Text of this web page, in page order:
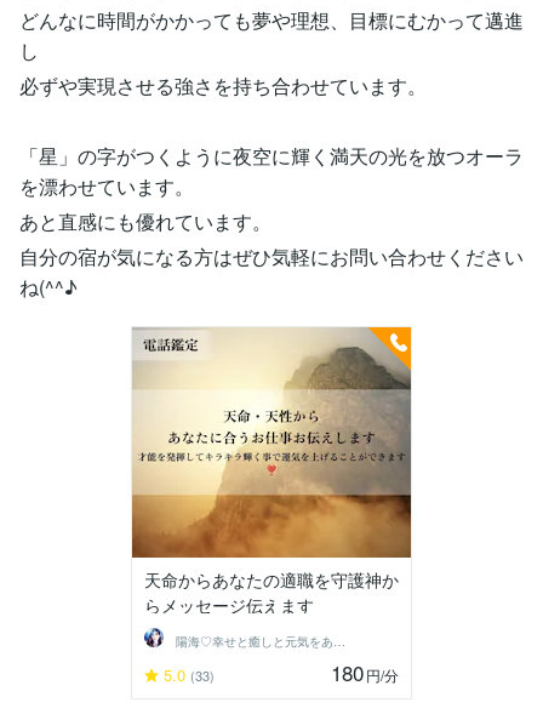
どんなに時間がかかっても夢や理想、目標にむかって邁進
し
必ずや実現させる強さを持ち合わせています。
「星」の字がつくように夜空に輝く満天の光を放つオーラ
を漂わせています。
あと直感にも優れています。
自分の宿が気になる方はぜひ気軽にお問い合わせください
ね(^^♪
天命からあなたの適職を守護神か
らメッセージ伝えます
陽海♡幸せと癒しと元気をあなたに
5.0 (33) 180円/分